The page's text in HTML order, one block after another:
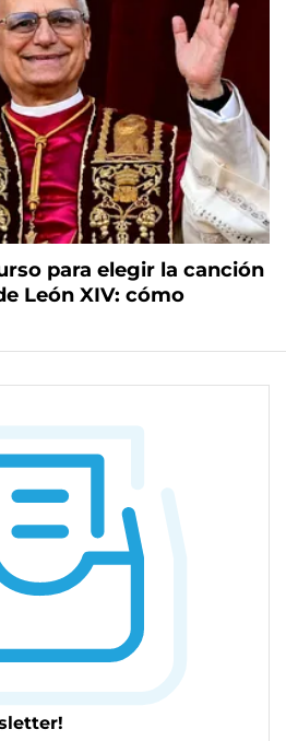
para elegir la canción
León XIV: cómo